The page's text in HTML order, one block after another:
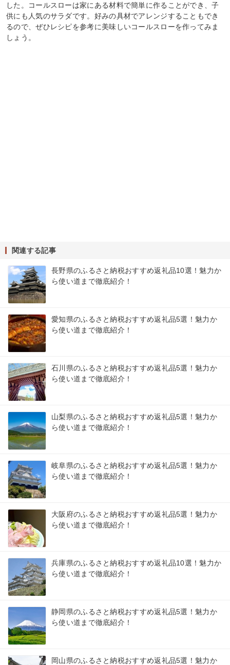
した。コールスローは家にある材料で簡単に作ることができ、子
供にも人気のサラダです。好みの具材でアレンジすることもでき
るので、ぜひレシピを参考に美味しいコールスローを作ってみま
しょう。
関連する記事
長野県のふるさと納税おすすめ返礼品10選！魅力か
ら使い道まで徹底紹介！
愛知県のふるさと納税おすすめ返礼品5選！魅力か
ら使い道まで徹底紹介！
石川県のふるさと納税おすすめ返礼品5選！魅力か
ら使い道まで徹底紹介！
山梨県のふるさと納税おすすめ返礼品5選！魅力か
ら使い道まで徹底紹介！
岐阜県のふるさと納税おすすめ返礼品5選！魅力か
ら使い道まで徹底紹介！
大阪府のふるさと納税おすすめ返礼品5選！魅力か
ら使い道まで徹底紹介！
兵庫県のふるさと納税おすすめ返礼品10選！魅力か
ら使い道まで徹底紹介！
静岡県のふるさと納税おすすめ返礼品5選！魅力か
ら使い道まで徹底紹介！
岡山県のふるさと納税おすすめ返礼品5選！魅力か